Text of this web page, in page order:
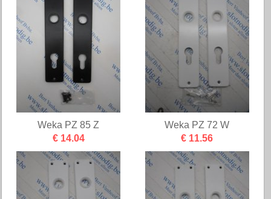
Weka PZ 85 Z
€ 14.04
Weka PZ 72 W
€ 11.56